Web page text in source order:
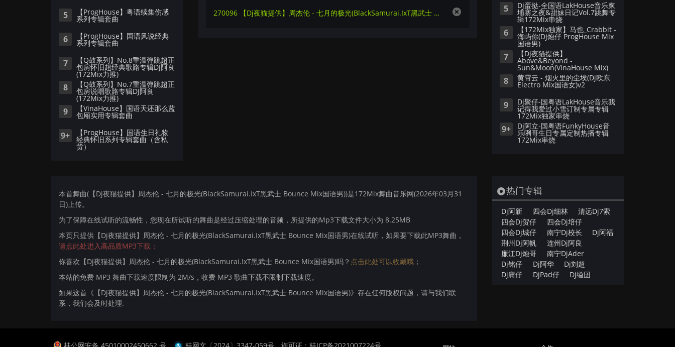
5 【ProgHouse】粤语续集伤感
系列专辑套曲
6 【ProgHouse】国语风说经典
系列专辑套曲
7 【Q鼓系列】No.8重温弹跳超正
包房怀旧超经典歌路专辑DJ阿良
(172Mix力推)
8 【Q鼓系列】No.7重温弹跳超正
包房说唱歌路专辑DJ阿良
(172Mix力推)
9 【VinaHouse】国语天还那么蓝
包厢实用专辑套曲
9+ 【ProgHouse】国语生日礼物
经典怀旧系列专辑套曲（含私
货）
270096 【Dj夜猫提供】周杰伦 - 七月的极光(BlackSamurai.IxT黑武士 Bounce Mix国语男) 5 Dj蛋挞-全国语LakHouse音乐柬
埔寨之夜&甜妹日记Vol.7跳舞专
辑172Mix串烧
6 【172Mix独家】马也_Crabbit -
海屿你(Dj炮仔 ProgHouse Mix
国语男)
7 【Dj夜猫提供】
Above&Beyond -
Sun&Moon(VinaHouse Mix)
8 黄霄云 - 烟火里的尘埃(Dj欧东
Electro Mix国语女)v2
9 Dj聚仔-国粤语LakHouse音乐我
记得我爱过小雪订制专属专辑
172Mix独家串烧
9+ Dj阿立-国粤语FunkyHouse音
乐咧哥生日专属定制热播专辑
172Mix串烧
本首舞曲(【Dj夜猫提供】周杰伦 - 七月的极光(BlackSamurai.IxT黑武士 Bounce Mix国语男))是172Mix舞曲音乐网(2026年03月31
日)上传。
为了保障在线试听的流畅性，您现在所试听的舞曲是经过压缩处理的音频，所提供的Mp3下载文件大小为 8.25MB
本页只提供【Dj夜猫提供】周杰伦 - 七月的极光(BlackSamurai.IxT黑武士 Bounce Mix国语男)在线试听，如果要下载此MP3舞曲，
请点此处进入高品质MP3下载；
你喜欢【Dj夜猫提供】周杰伦 - 七月的极光(BlackSamurai.IxT黑武士 Bounce Mix国语男)吗？ 点击此处可以收藏哦 ；
本站的免费 MP3 舞曲下载速度限制为 2M/s，收费 MP3 歌曲下载不限制下载速度。
如果这首《【Dj夜猫提供】周杰伦 - 七月的极光(BlackSamurai.IxT黑武士 Bounce Mix国语男)》存在任何版权问题，请与我们联
系，我们会及时处理.
热门专辑
Dj阿新 四会Dj细林
清远Dj7索
四会Dj贺仔
四会Dj培仔
四会Dj城仔
南宁Dj校长
Dj阿福
荆州Dj阿帆
连州Dj阿良
廉江Dj炮哥
南宁DjAder
Dj铭仔
Dj阿华
Dj刘超
Dj庸仔
DjPad仔 Dj缢囝
桂公网安备 45010002450662 号 桂网文〔2024〕3347-059号 许可证：桂ICP备2021007224号